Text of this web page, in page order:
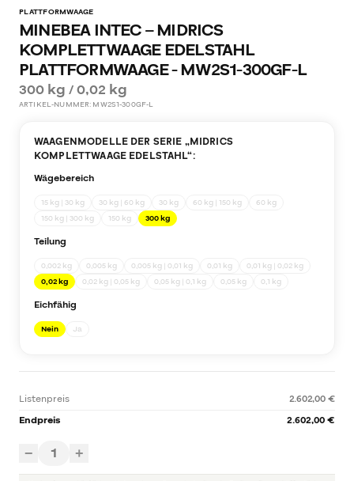
PLATTFORMWAAGE
MINEBEA INTEC – MIDRICS
KOMPLETTWAAGE EDELSTAHL
PLATTFORMWAAGE - MW2S1-300GF-L
300 kg / 0,02 kg
ARTIKEL-NUMMER: MW2S1-300GF-L
WAAGENMODELLE DER SERIE „MIDRICS
KOMPLETTWAAGE EDELSTAHL“:
Wägebereich
15 kg | 30 kg 30 kg | 60 kg 30 kg 60 kg | 150 kg
60 kg
150 kg | 300 kg
150 kg 300 kg
Teilung
0,002 kg 0,005 kg 0,005 kg | 0,01 kg 0,01 kg
0,01 kg | 0,02 kg
0,02 kg
0,02 kg | 0,05 kg 0,05 kg | 0,1 kg 0,05 kg 0,1 kg
Eichfähig
Nein Ja
Listenpreis
2.602,00 €
Endpreis
2.602,00 €
− 1 +